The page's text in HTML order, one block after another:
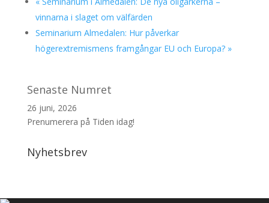
vinnarna i slaget om välfärden
Seminarium Almedalen: Hur påverkar
högerextremismens framgångar EU och Europa? »
Senaste Numret
26 juni, 2026
Prenumerera på Tiden idag!
Nyhetsbrev